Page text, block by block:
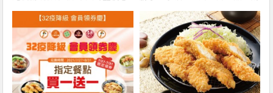
活動總整理！菜單及門市地點一
起看
等六品牌最高一餐省180！